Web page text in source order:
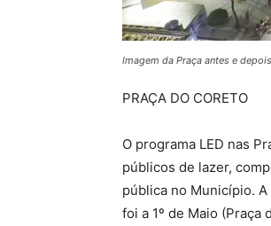
Imagem da Praça antes e
PRAÇA DO CORETO
O programa LED nas
públicos de lazer,
pública no Município.
foi a 1º de Maio